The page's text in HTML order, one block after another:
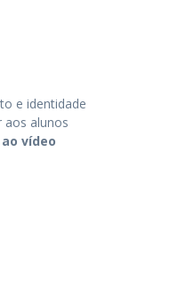
e identidade
aos alunos
vídeo